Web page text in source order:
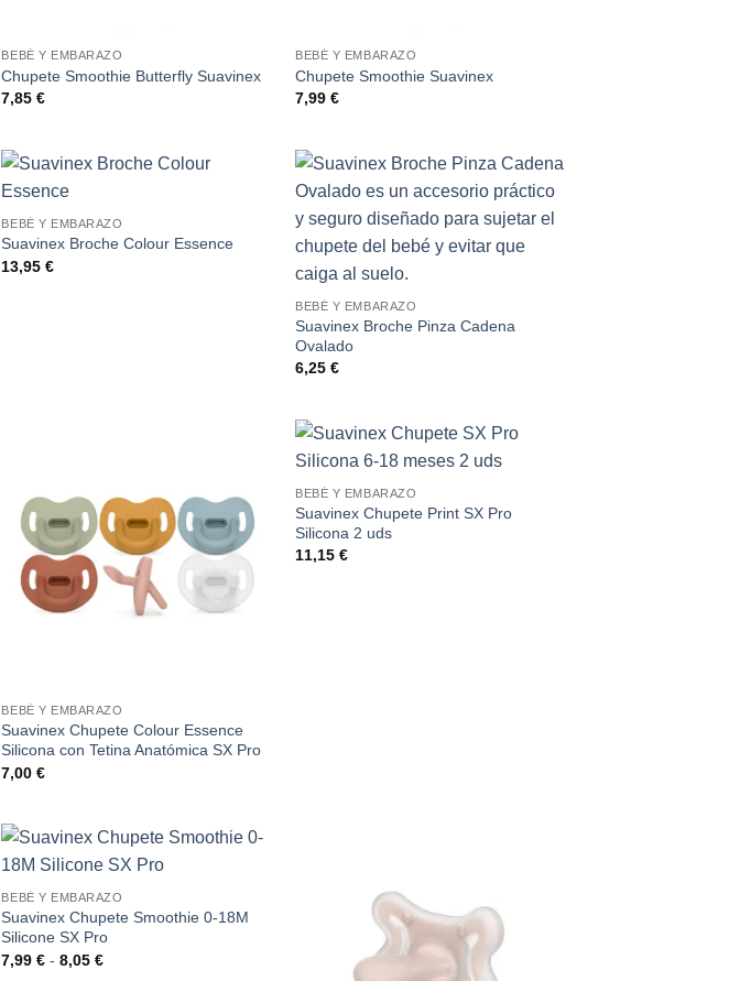
BEBÉ Y EMBARAZO
Chupete Smoothie Butterfly Suavinex
7,85€
BEBÉ Y EMBARAZO
Chupete Smoothie Suavinex
7,99€
BEBÉ Y EMBARAZO
Suavinex Broche Colour Essence
13,95€
BEBÉ Y EMBARAZO
Suavinex Broche Pinza Cadena
Ovalado
6,25€
BEBÉ Y EMBARAZO
Suavinex Chupete Colour Essence
Silicona con Tetina Anatómica SX Pro
7,00€
BEBÉ Y EMBARAZO
Suavinex Chupete Print SX Pro
Silicona 2 uds
11,15€
BEBÉ Y EMBARAZO
Suavinex Chupete Smoothie 0-18M
Silicone SX Pro
7,99€ - 8,05€Rango